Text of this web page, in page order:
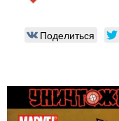
Поделиться